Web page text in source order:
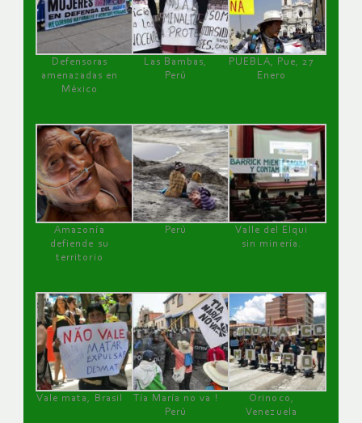
Defensoras
amenazadas en
México
Las Bambas,
Perú
PUEBLA, Pue, 27
Enero
Amazonía
defiende su
territorio
Perú
Valle del Elqui
sin minería.
Vale mata, Brasil
Tía María no va !
Perú
Orinoco,
Venezuela